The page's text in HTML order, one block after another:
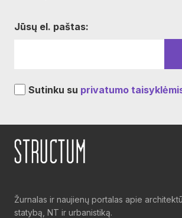
Jūsų el. paštas:
Sutinku su privatumo
Žurnalas ir naujienų portalas apie
statybą, NT ir urbanistiką.